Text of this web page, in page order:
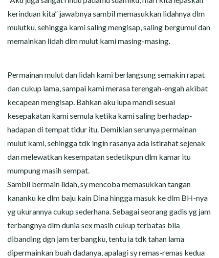
kerinduan kita” jawabnya sambil memasukkan lidahnya dlm
mulutku, sehingga kami saling mengisap, saling bergumul dan
memainkan lidah dlm mulut kami masing-masing.
Permainan mulut dan lidah kami berlangsung semakin rapat
dan cukup lama, sampai kami merasa terengah-engah akibat
kecapean mengisap. Bahkan aku lupa mandi sesuai
kesepakatan kami semula ketika kami saling berhadap-
hadapan di tempat tidur itu. Demikian serunya permainan
mulut kami, sehingga tdk ingin rasanya ada istirahat sejenak
dan melewatkan kesempatan sedetikpun dlm kamar itu
mumpung masih sempat.
Sambil bermain lidah, sy mencoba memasukkan tangan
kananku ke dlm baju kain Dina hingga masuk ke dlm BH-nya
yg ukurannya cukup sederhana. Sebagai seorang gadis yg jam
terbangnya dlm dunia sex masih cukup terbatas bila
dibanding dgn jam terbangku, tentu ia tdk tahan lama
dipermainkan buah dadanya, apalagi sy remas-remas kedua